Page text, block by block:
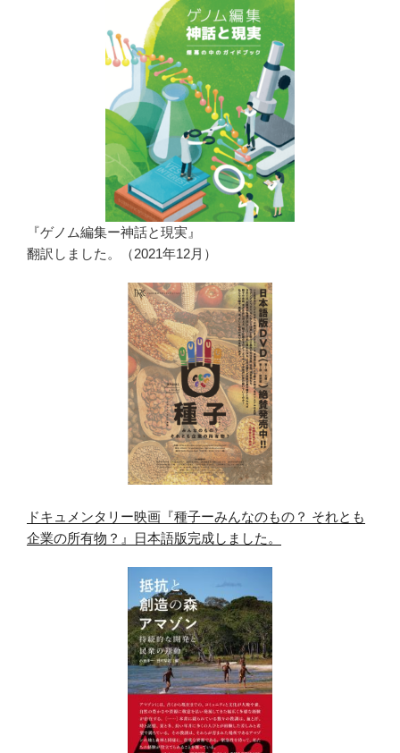
『ゲノム編集ー神話と現実』
翻訳しました。（2021年12月）
ドキュメンタリー映画『種子ーみんなのもの？ それとも
企業の所有物？』日本語版完成しました。